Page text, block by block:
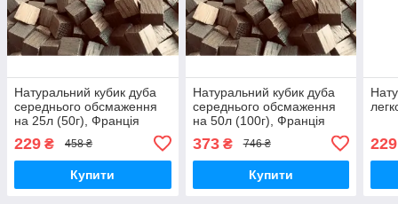
Натуральний кубик дуба
середнього обсмаження
на 25л (50г), Франція
229 ₴ 458 ₴
Купити
Натуральний кубик дуба
середнього обсмаження
на 50л (100г), Франція
373₴ 746 ₴
Купити
229